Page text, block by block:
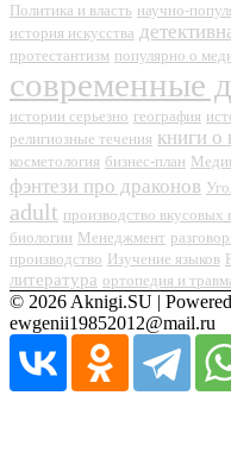
Политика и власть научно-
история искусства
протестантизм популярно о
современные
истории серьезно география
религиозные течения книги о
косметология бизнес-план
фэнтези про драконов
adult производство вкусовых
биологии Менеджмент
производство Изучение языков
литература ортопедия и
© 2026 Aknigi.SU |
ewgenii19852012@mail.ru